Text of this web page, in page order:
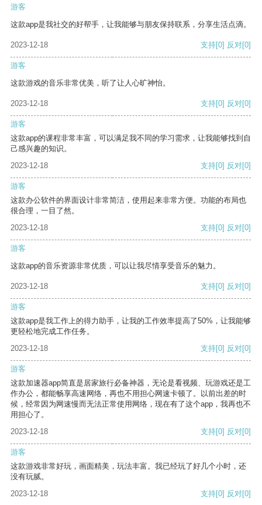
游客
这款app是我社交的好帮手，让我能够与朋友保持联系，分享生活点滴。
2023-12-18 支持[0] 反对[0]
游客
这款游戏的音乐非常优美，听了让人心旷神怡。
2023-12-18 支持[0] 反对[0]
游客
这款app的课程非常丰富，可以满足我不同的学习需求，让我能够找到自
己感兴趣的知识。
2023-12-18
支持[0] 反对[0]
游客
这款办公软件的界面设计非常简洁，使用起来非常方便。功能的布局也
很合理，一目了然。
2023-12-18
支持[0] 反对[0]
游客
这款app的音乐资源非常优质，可以让我尽情享受音乐的魅力。
2023-12-18 支持[0] 反对[0]
游客
这款app是我工作上的得力助手，让我的工作效率提高了50%，让我能够
更轻松地完成工作任务。
2023-12-18
支持[0] 反对[0]
游客
这款加速器app简直是居家旅行必备神器，无论是看视频、玩游戏还是工
作办公，都能畅享高速网络，再也不用担心网速卡顿了。以前出差的时
候，经常因为网速慢而无法正常使用网络，现在有了这个app，我再也不
用担心了。
2023-12-18
支持[0] 反对[0]
游客
这款游戏非常好玩，画面精美，玩法丰富。我已经玩了好几个小时，还
没有玩腻。
2023-12-18
支持[0] 反对[0]